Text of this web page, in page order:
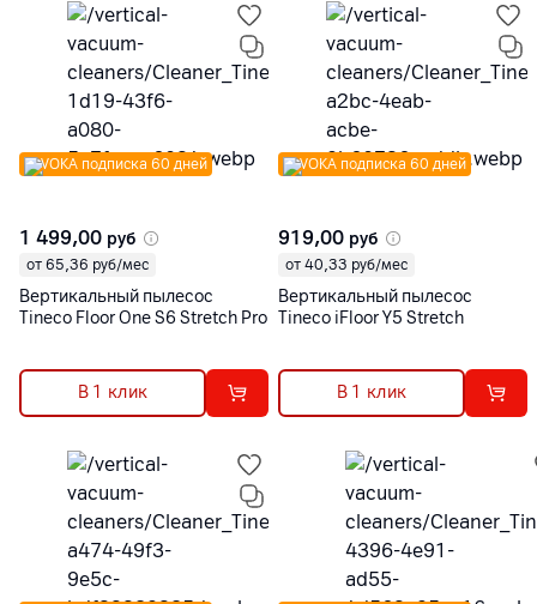
VOKA подписка 60 дней
1 499,00 руб
от 65,36 руб/мес
Вертикальный пылесос
Tineco Floor One S6 Stretch Pro
В 1 клик
VOKA подписка 60 дней
919,00 руб
от 40,33 руб/мес
Вертикальный пылесос
Tineco iFloor Y5 Stretch
В 1 клик